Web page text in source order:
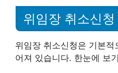
위임장 취소신
위임장 취소신청은 기본
어져 있습니다. 한눈에 보